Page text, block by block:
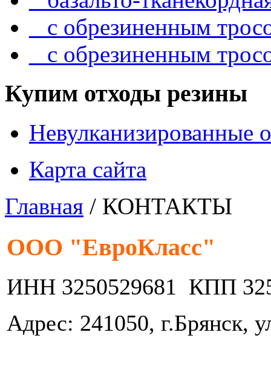
_ с обрезиненным
_ с обрезиненным
Купим отходы резины
Невулканизированные
Карта сайта
Главная / КОНТАКТЫ
ООО "ЕвроКласс"
ИНН 3250529681 КПП
Адрес: 241050, г.Брянск,